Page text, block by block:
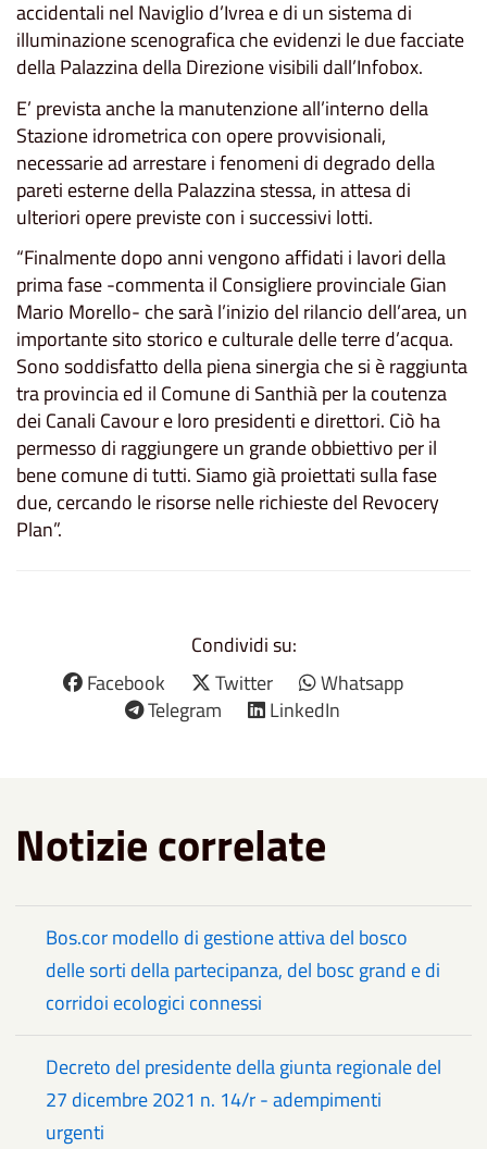
accidentali nel Naviglio d’Ivrea e di un sistema di
illuminazione scenografica che evidenzi le due facciate
della Palazzina della Direzione visibili dall’Infobox.
E’ prevista anche la manutenzione all’interno della
Stazione idrometrica con opere provvisionali,
necessarie ad arrestare i fenomeni di degrado della
pareti esterne della Palazzina stessa, in attesa di
ulteriori opere previste con i successivi lotti.
“Finalmente dopo anni vengono affidati i lavori della
prima fase -commenta il Consigliere provinciale Gian
Mario Morello- che sarà l’inizio del rilancio dell’area, un
importante sito storico e culturale delle terre d’acqua.
Sono soddisfatto della piena sinergia che si è raggiunta
tra provincia ed il Comune di Santhià per la coutenza
dei Canali Cavour e loro presidenti e direttori. Ciò ha
permesso di raggiungere un grande obbiettivo per il
bene comune di tutti. Siamo già proiettati sulla fase
due, cercando le risorse nelle richieste del Revocery
Plan”.
Condividi su:
Facebook
Twitter
Whatsapp
Telegram
LinkedIn
Notizie correlate
Bos.cor modello di gestione attiva del bosco
delle sorti della partecipanza, del bosc grand e di
corridoi ecologici connessi
Decreto del presidente della giunta regionale del
27 dicembre 2021 n. 14/r - adempimenti
urgenti